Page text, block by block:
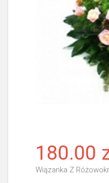
180.00
Wiązanka Z